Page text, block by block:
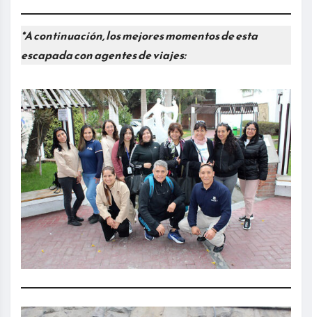
*A continuación, los mejores momentos de esta
escapada con agentes de viajes: